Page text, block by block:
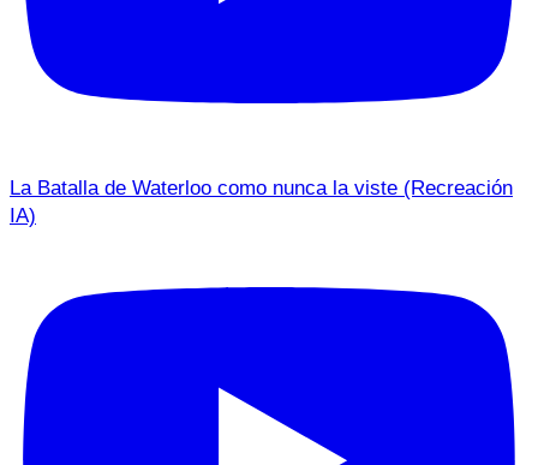
La Batalla de Waterloo como nunca la viste (Recreación
IA)